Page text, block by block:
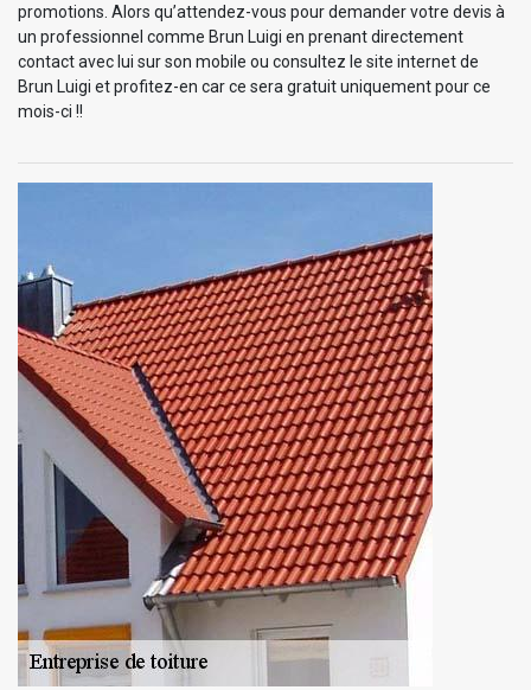
promotions. Alors qu’attendez-vous pour demander votre devis à
un professionnel comme Brun Luigi en prenant directement
contact avec lui sur son mobile ou consultez le site internet de
Brun Luigi et profitez-en car ce sera gratuit uniquement pour ce
mois-ci !!